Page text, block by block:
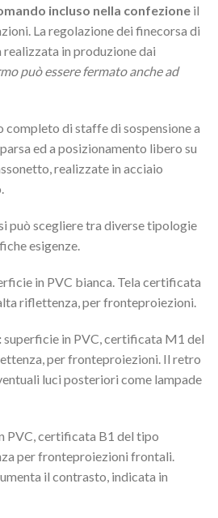
incluso nella confezione il
La regolazione dei finecorsa di
realizzata in produzione dai
può essere fermato anche ad
completo di staffe di sospensione a
ed a posizionamento libero su
realizzate in acciaio
può scegliere tra diverse tipologie
esigenze.
in PVC bianca. Tela certificata
riflettenza, per fronteproiezioni.
superficie in PVC, certificata M1 del
per fronteproiezioni. Il retro
luci posteriori come lampade
PVC, certificata B1 del tipo
per fronteproiezioni frontali.
il contrasto, indicata in